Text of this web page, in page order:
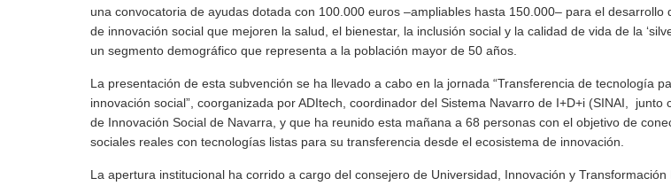
una convocatoria de ayudas dotada con 100.000 euros –ampliables hasta 150.000– para el desarrollo
de innovación social que mejoren la salud, el bienestar, la inclusión social y la calidad de vida de la
un segmento demográfico que representa a la población mayor de 50 años.
La presentación de esta subvención se ha llevado a cabo en la jornada “Transferencia de tecnología
innovación social”, coorganizada por ADItech, coordinador del Sistema Navarro de I+D+i (SINAI, junto
de Innovación Social de Navarra, y que ha reunido esta mañana a 68 personas con el objetivo de
sociales reales con tecnologías listas para su transferencia desde el ecosistema de innovación.
La apertura institucional ha corrido a cargo del consejero de Universidad, Innovación y Transformación